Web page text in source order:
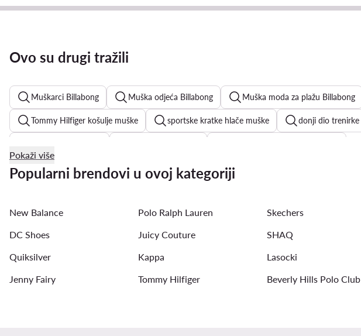
Ovo su drugi tražili
Muškarci Billabong Muška odjeća Billabong Muška moda za plažu Billabong
Tommy Hilfiger košulje muške sportske kratke hlače muške donji dio trenirke
muške polo majice muške traper košulje Billabong kupaće hlače muške
crne muške majice
Pokaži više
Popularni brendovi u ovoj kategoriji
New Balance Polo Ralph Lauren Skechers
DC Shoes
Juicy Couture SHAQ
Quiksilver
Kappa Lasocki
Jenny Fairy
Tommy Hilfiger Beverly Hills Polo Club